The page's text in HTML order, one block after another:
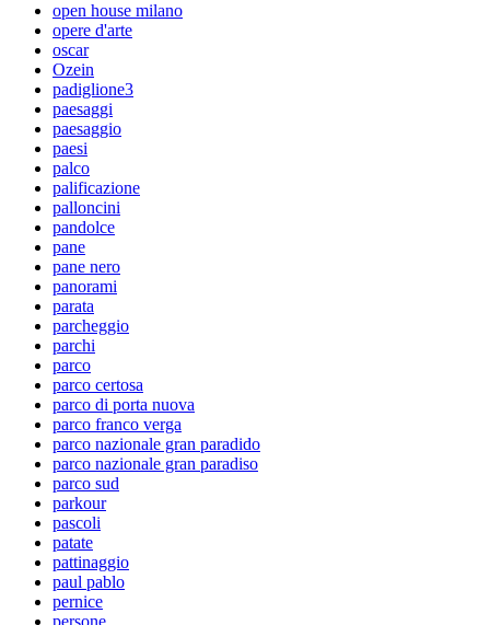
open house milano
opere d'arte
oscar
Ozein
padiglione3
paesaggi
paesaggio
paesi
palco
palificazione
palloncini
pandolce
pane
pane nero
panorami
parata
parcheggio
parchi
parco
parco certosa
parco di porta nuova
parco franco verga
parco nazionale gran paradido
parco nazionale gran paradiso
parco sud
parkour
pascoli
patate
pattinaggio
paul pablo
pernice
persone